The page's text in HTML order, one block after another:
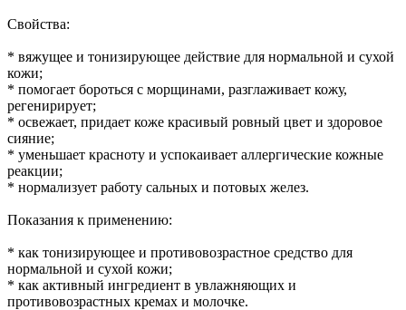
Свойства:
* вяжущее и тонизирующее действие для нормальной и сухой
кожи;
* помогает бороться с морщинами, разглаживает кожу,
регенирирует;
* освежает, придает коже красивый ровный цвет и здоровое
сияние;
* уменьшает красноту и успокаивает аллергические кожные
реакции;
* нормализует работу сальных и потовых желез.
Показания к применению:
* как тонизирующее и противовозрастное средство для
нормальной и сухой кожи;
* как активный ингредиент в увлажняющих и
противовозрастных кремах и молочке.